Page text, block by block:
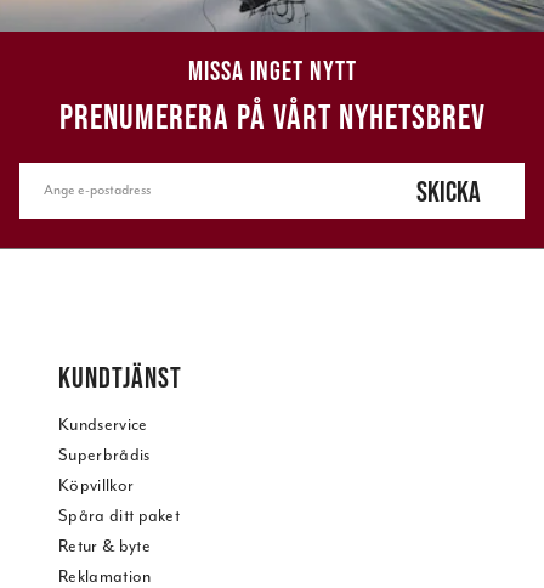
MISSA INGET NYTT
PRENUMERERA PÅ VÅRT NYHETSBREV
SKICKA
KUNDTJÄNST
Kundservice
Superbrådis
Köpvillkor
Spåra ditt paket
Retur & byte
Reklamation